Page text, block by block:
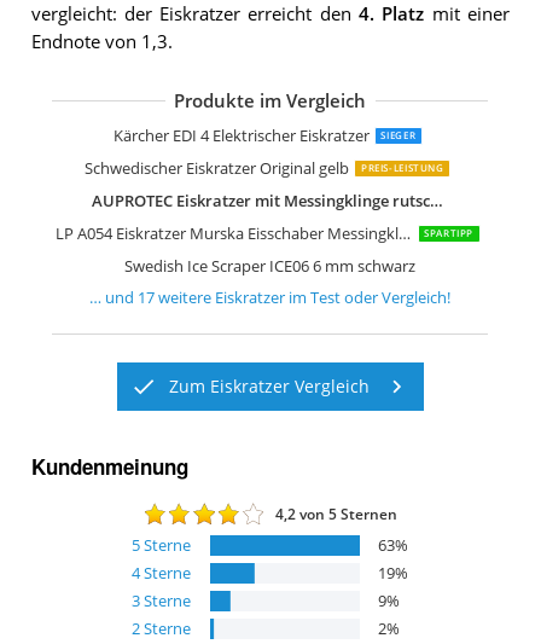
vergleicht: der Eiskratzer erreicht den4. Platz mit einer
Endnote von 1,3.
Produkte im Vergleich
Kärcher EDI 4 Elektrischer Eiskratzer SIEGER
Schwedischer Eiskratzer Original gelb PREIS-LEISTUNG
AUPROTEC Eiskratzer mit Messingklinge rutschfestem Softgriff und breiter Gummilippe
LP A054 Eiskratzer Murska Eisschaber Messingklinge Original
SPARTIPP
Swedish Ice Scraper ICE06 6 mm schwarz
AUPROTEC Eiskratzer mit
Audi 80A096010D Eiskratzer
LICARGO Eiskratzer mit Messingklinge
FROSTWUNDER Eiskratzer Auto
AUPROTEC Eiskratzer 2K Eisschaber
Fiskars Auto- Eiskratzer und
AUPROTEC Eiskratzer mit Handschuh
Fiskars Auto-Eiskratzer Beidseitig
IWH 74375 Eisschaber Thermo XXL
WOLF-Garten multi-star Eiskratzer IS-
Kungs 4561 ARTIC-IS Eiskratzer
Nigrin 6190 Eisschaber Schneebesen
… und 17weitere Eiskratzer im Test oder Vergleich!
Zum Eiskratzer Vergleich
Kundenmeinung
4,2 von 5 Sternen
5Sterne 63%
4Sterne 19%
3Sterne 9%
2Sterne 2%